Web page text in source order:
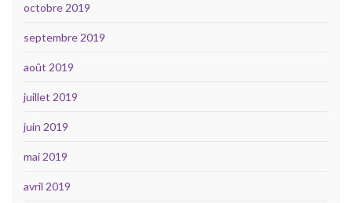
octobre 2019
septembre 2019
août 2019
juillet 2019
juin 2019
mai 2019
avril 2019